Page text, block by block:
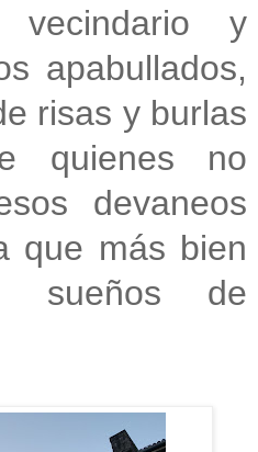
vecindario y
apabullados,
risas y burlas
quienes no
devaneos
que más bien
sueños de